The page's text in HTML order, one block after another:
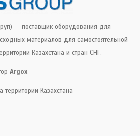
— поставщик оборудования для
материалов для самостоятельной
Казахстана и стран СНГ.
Argox
территории Казахстана